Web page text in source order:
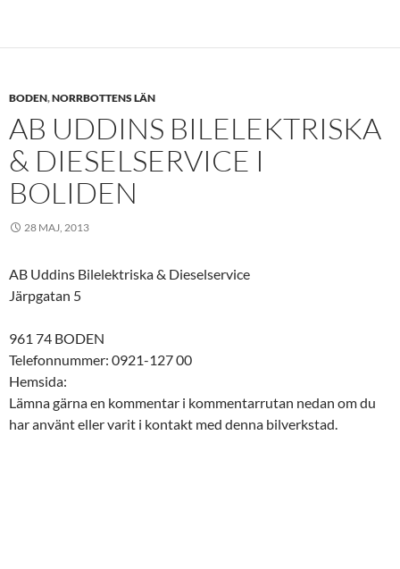
BODEN,NORRBOTTENS LÄN
AB UDDINS BILELEKTRISKA
& DIESELSERVICE I
BOLIDEN
28 MAJ, 2013
AB Uddins Bilelektriska & Dieselservice
Järpgatan 5
961 74 BODEN
Telefonnummer: 0921-127 00
Hemsida:
Lämna gärna en kommentar i kommentarrutan nedan om du
har använt eller varit i kontakt med denna bilverkstad.